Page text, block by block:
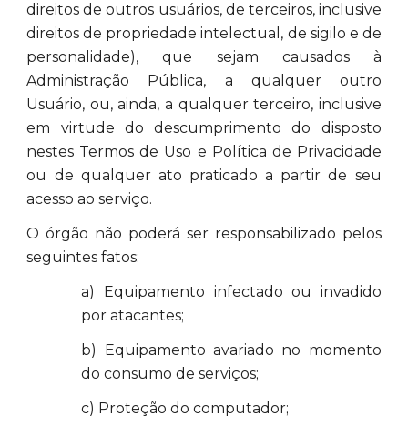
direitos de outros usuários, de terceiros, inclusive
direitos de propriedade intelectual, de sigilo e de
personalidade), que sejam causados à
Administração Pública, a qualquer outro
Usuário, ou, ainda, a qualquer terceiro, inclusive
em virtude do descumprimento do disposto
nestes Termos de Uso e Política de Privacidade
ou de qualquer ato praticado a partir de seu
acesso ao serviço.
O órgão não poderá ser responsabilizado pelos
seguintes fatos:
a) Equipamento infectado ou invadido
por atacantes;
b) Equipamento avariado no momento
do consumo de serviços;
c) Proteção do computador;